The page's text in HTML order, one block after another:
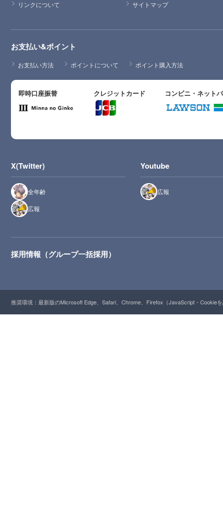
リンクについて サイトマップ
お支払い&ポイント
お支払い方法 ポイントについて ポイント購入方法
即時口座振替 クレジットカード コンビニ・ネット
X(Twitter)
全年齢
広報
Youtube
広報
採用情報（グループ一括採用）
推奨環境：最新版のMicrosoft Edge、Safari、Chrome、Firefox（JavaScript・Cookie